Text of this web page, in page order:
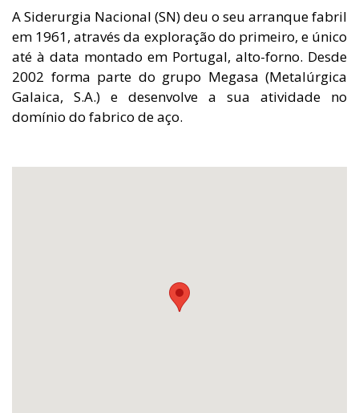
A Siderurgia Nacional (SN) deu o seu arranque fabril
em 1961, através da exploração do primeiro, e único
até à data montado em Portugal, alto-forno. Desde
2002 forma parte do grupo Megasa (Metalúrgica
Galaica, S.A.) e desenvolve a sua atividade no
domínio do fabrico de aço.